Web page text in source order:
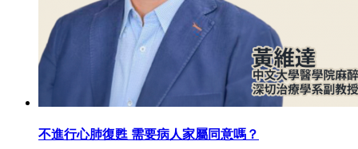
不進行心肺復甦 需要病人家屬同意嗎？